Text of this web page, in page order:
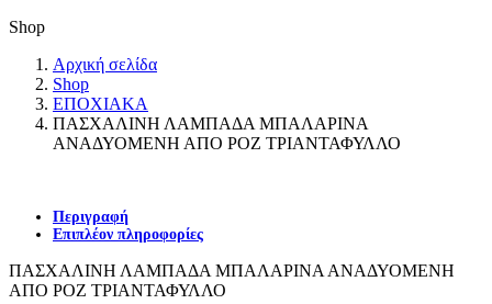
Shop
Αρχική σελίδα
Shop
ΕΠΟΧΙΑΚΑ
ΠΑΣΧΑΛΙΝΗ ΛΑΜΠΑΔΑ ΜΠΑΛΑΡΙΝΑ
ΑΝΑΔΥΟΜΕΝΗ ΑΠΟ ΡΟΖ ΤΡΙΑΝΤΑΦΥΛΛΟ
Περιγραφή
Επιπλέον πληροφορίες
ΠΑΣΧΑΛΙΝΗ ΛΑΜΠΑΔΑ ΜΠΑΛΑΡΙΝΑ ΑΝΑΔΥΟΜΕΝΗ
ΑΠΟ ΡΟΖ ΤΡΙΑΝΤΑΦΥΛΛΟ